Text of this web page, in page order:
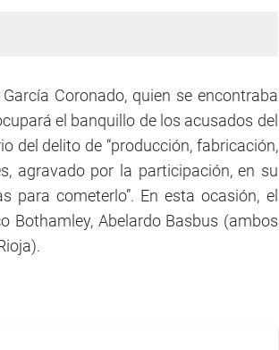
Coronado, quien se encontraba
el banquillo de los acusados del
del delito de “producción, fabricación,
agravado por la participación, en su
para cometerlo”. En esta ocasión, el
Bothamley, Abelardo Basbus (ambos